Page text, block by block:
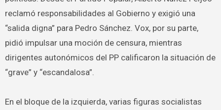
reclamó responsabilidades al Gobierno y exigió una
“salida digna” para Pedro Sánchez. Vox, por su parte,
pidió impulsar una moción de censura, mientras
dirigentes autonómicos del PP calificaron la situación de
“grave” y “escandalosa”.
En el bloque de la izquierda, varias figuras socialistas